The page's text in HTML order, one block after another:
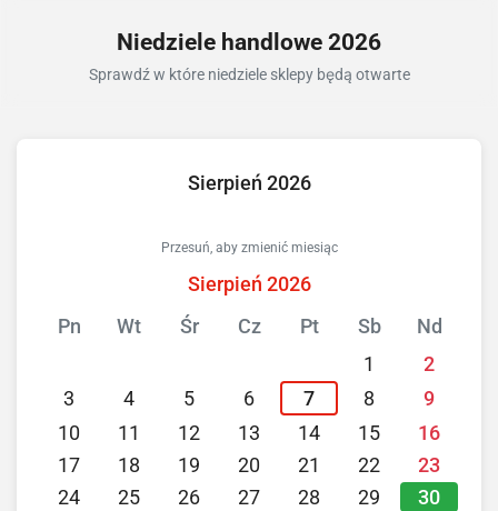
Niedziele handlowe 2026
Sprawdź w które niedziele sklepy będą otwarte
Sierpień 2026
Przesuń, aby zmienić miesiąc
Sierpień 2026
Pn
Wt Śr Cz Pt Sb
Nd
1
2
3
4 5 6 7 8
9
10
11 12 13 14 15
16
17
18 19 20 21 22
23
24
25 26 27 28 29 30